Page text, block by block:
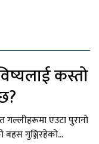
कस्तो
गल्लीहरूमा एउटा पुरानो
गुञ्जिरहेको...